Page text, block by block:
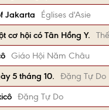
Jakarta
Églises d'Asie
cơ hội có Tân Hồng Y.
Giáo Hội Năm Châu
5 tháng 10.
Đặng Tự Do
Đặng Tự Do